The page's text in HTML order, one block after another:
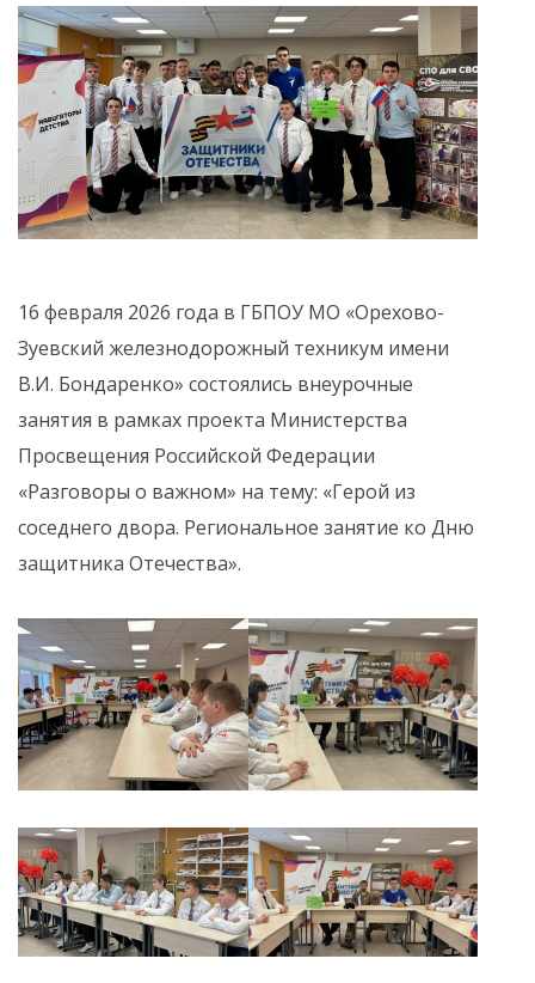
16 февраля 2026 года в ГБПОУ МО «Орехово-
Зуевский железнодорожный техникум имени
В.И. Бондаренко» состоялись внеурочные
занятия в рамках проекта Министерства
Просвещения Российской Федерации
«Разговоры о важном» на тему: «Герой из
соседнего двора. Региональное занятие ко Дню
защитника Отечества».